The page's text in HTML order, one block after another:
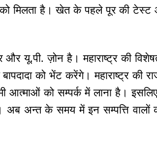
को मिलता है। खेत के पहले पूर की
और यू.पी. ज़ोन है। महाराष्ट्र की
को भेंट करेंगे। महाराष्ट्र की
आत्माओं को सम्पर्क में लाना है।
अब अन्त के समय में इन सम्पत्ति वालों